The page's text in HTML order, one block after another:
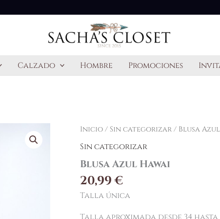
Calzado Hombre Promociones
Inicio/ Sin categorizar/ Blusa
Sin categorizar
Blusa Azul Hawai
20,99€
Talla única